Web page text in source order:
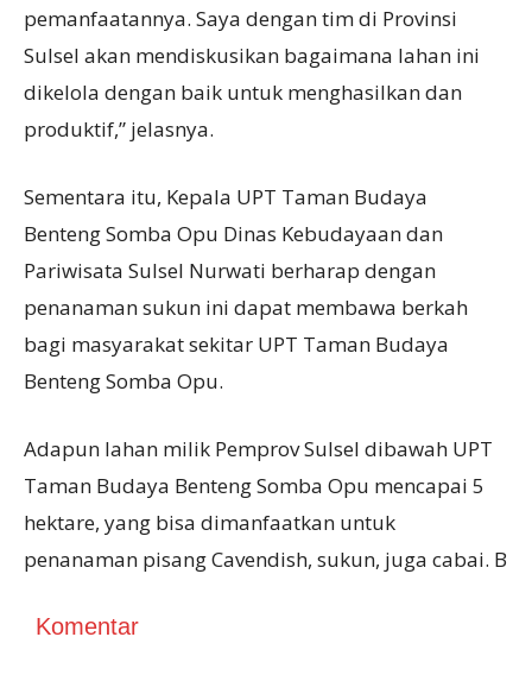
pemanfaatannya. Saya dengan tim di Provinsi
Sulsel akan mendiskusikan bagaimana lahan ini
dikelola dengan baik untuk menghasilkan dan
produktif,” jelasnya.
Sementara itu, Kepala UPT Taman Budaya
Benteng Somba Opu Dinas Kebudayaan dan
Pariwisata Sulsel Nurwati berharap dengan
penanaman sukun ini dapat membawa berkah
bagi masyarakat sekitar UPT Taman Budaya
Benteng Somba Opu.
Adapun lahan milik Pemprov Sulsel dibawah UPT
Taman Budaya Benteng Somba Opu mencapai 5
hektare, yang bisa dimanfaatkan untuk
penanaman pisang Cavendish, sukun, juga cabai. B
Komentar